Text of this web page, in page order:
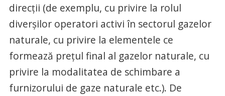
direcţii (de exemplu, cu privire la rolul
diverşilor operatori activi în sectorul gazelor
naturale, cu privire la elementele ce
formează preţul final al gazelor naturale, cu
privire la modalitatea de schimbare a
furnizorului de gaze naturale etc.). De